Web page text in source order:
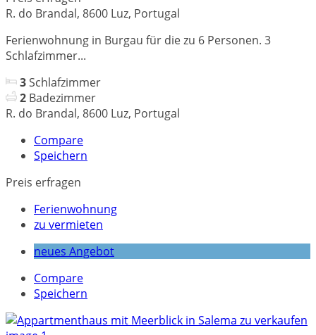
R. do Brandal, 8600 Luz, Portugal
Ferienwohnung in Burgau für die zu 6 Personen. 3
Schlafzimmer...
3Schlafzimmer
2 Badezimmer
R. do Brandal, 8600 Luz, Portugal
Compare
Speichern
Preis erfragen
Ferienwohnung
zu vermieten
neues Angebot
Compare
Speichern